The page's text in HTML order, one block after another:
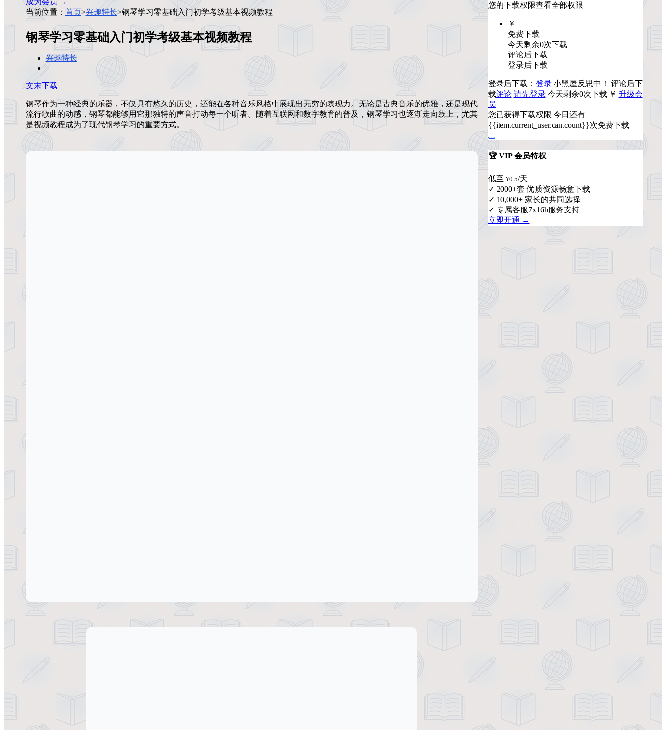
成为会员 →
当前位置： 首页>兴趣特长>钢琴学习零基础入门初学考级基本视频教程
钢琴学习零基础入门初学考级基本视频教程
兴趣特长
文末下载
钢琴作为一种经典的乐器，不仅具有悠久的历史，还能在各种音乐风格中展现出无穷的表现力。无论是古典音乐的优雅，还是现代
流行歌曲的动感，钢琴都能够用它那独特的声音打动每一个听者。随着互联网和数字教育的普及，钢琴学习也逐渐走向线上，尤其
是视频教程成为了现代钢琴学习的重要方式。
您的下载权限查看全部权限
￥
免费下载
今天剩余0次下载
评论后下载
登录后下载
登录后下载： 登录 小黑屋反思中！ 评论后下
载评论 请先登录 今天剩余0次下载 ￥ 升级会
员
您已获得下载权限 今日还有
{{item.current_user.can.count}}次免费下载
🏆 VIP 会员特权
低至 ¥0.5/天
✓ 2000+套 优质资源畅意下载
✓ 10,000+ 家长的共同选择
✓ 专属客服7x16h服务支持
立即开通 →